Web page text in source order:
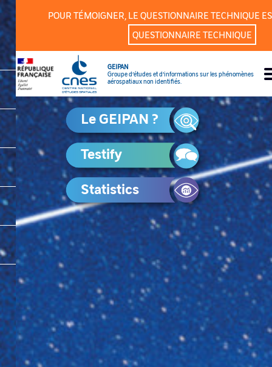
Cookies management panel
POUR TÉMOIGNER, LE QUESTIONNAIRE TECHNIQUE
QUESTIONNAIRE TECHNIQUE
GEIPAN
Groupe d’études et d’informations sur les phénomènes
aérospatiaux non identifiés.
Le GEIPAN ?
Testify
Statistics